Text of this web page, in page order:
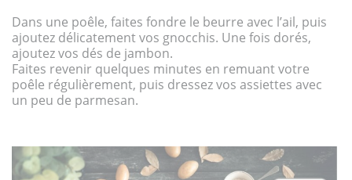
Dans une poêle, faites fondre le beurre avec l’ail, puis
ajoutez délicatement vos gnocchis. Une fois dorés,
ajoutez vos dés de jambon.
Faites revenir quelques minutes en remuant votre
poêle régulièrement, puis dressez vos assiettes avec
un peu de parmesan.